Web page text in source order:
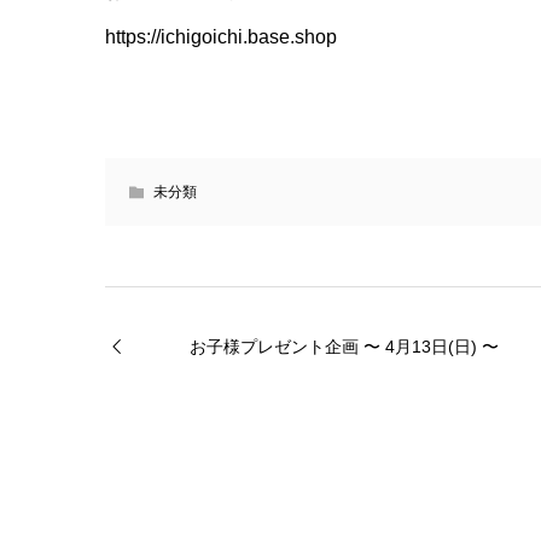
https://ichigoichi.base.shop
未分類
お子様プレゼント企画 〜 4月13日(日) 〜